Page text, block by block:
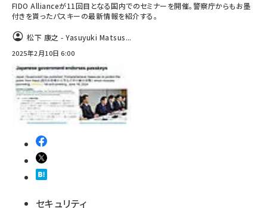
FIDO Allianceが11回目となる国内でのセミナーを開催。警察庁からもお墨
付きを貰ったパスキーの最新情報を紹介する。
松下 康之 - Yasuyuki Matsus...
2025年2月10日 6:00
セキュリティ